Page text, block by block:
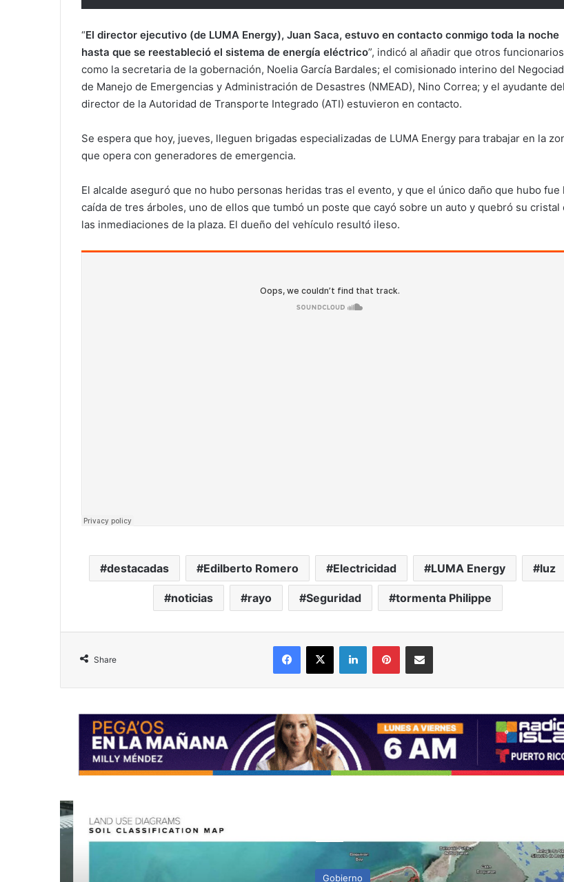
“El director ejecutivo (de LUMA Energy), Juan Saca, estuvo en contacto conmigo toda la noche
hasta que se reestableció el sistema de energía eléctrico”, indicó al añadir que otros funcionarios
como la secretaria de la gobernación, Noelia García Bardales; el comisionado interino del
de Manejo de Emergencias y Administración de Desastres (NMEAD), Nino Correa; y el ayudante del
director de la Autoridad de Transporte Integrado (ATI) estuvieron en contacto.
Se espera que hoy, jueves, lleguen brigadas especializadas de LUMA Energy para trabajar en la
que opera con generadores de emergencia.
El alcalde aseguró que no hubo personas heridas tras el evento, y que el único daño que hubo fue
caída de tres árboles, uno de ellos que tumbó un poste que cayó sobre un auto y quebró su cristal
las inmediaciones de la plaza. El dueño del vehículo resultó ileso.
destacadas Edilberto Romero Electricidad LUMA Energy luz
noticias rayo Seguridad tormenta Philippe
Share
Facebook
X LinkedInPinterestShare via Email
Gobierno